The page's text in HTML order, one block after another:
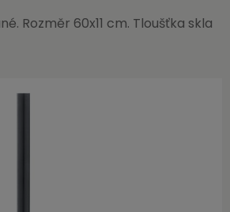
Rozměr 60x11 cm. Tloušťka skla